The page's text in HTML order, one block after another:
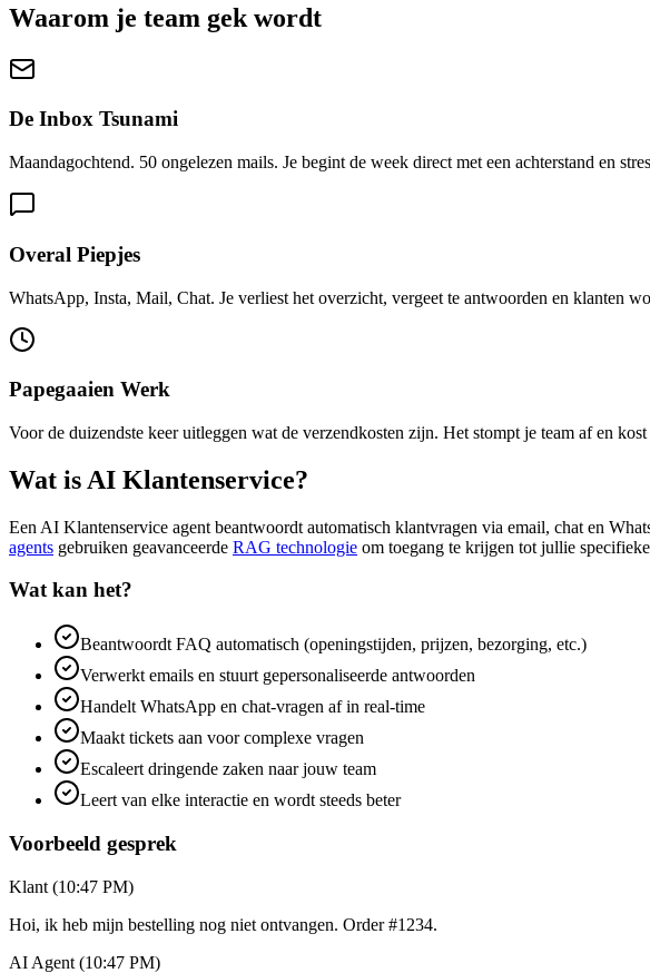
Waarom je team gek wordt
De Inbox Tsunami
Maandagochtend. 50 ongelezen mails. Je begint de week direct met een achterstand en
Overal Piepjes
WhatsApp, Insta, Mail, Chat. Je verliest het overzicht, vergeet te antwoorden en klanten
Papegaaien Werk
Voor de duizendste keer uitleggen wat de verzendkosten zijn. Het stompt je team af en
Wat is AI Klantenservice?
Een AI Klantenservice agent beantwoordt automatisch klantvragen via email, chat en
agents gebruiken geavanceerde RAG technologie om toegang te krijgen tot jullie
Wat kan het?
Beantwoordt FAQ automatisch (openingstijden, prijzen, bezorging, etc.)
Verwerkt emails en stuurt gepersonaliseerde antwoorden
Handelt WhatsApp en chat-vragen af in real-time
Maakt tickets aan voor complexe vragen
Escaleert dringende zaken naar jouw team
Leert van elke interactie en wordt steeds beter
Voorbeeld gesprek
Klant (10:47 PM)
Hoi, ik heb mijn bestelling nog niet ontvangen. Order #1234.
AI Agent (10:47 PM)